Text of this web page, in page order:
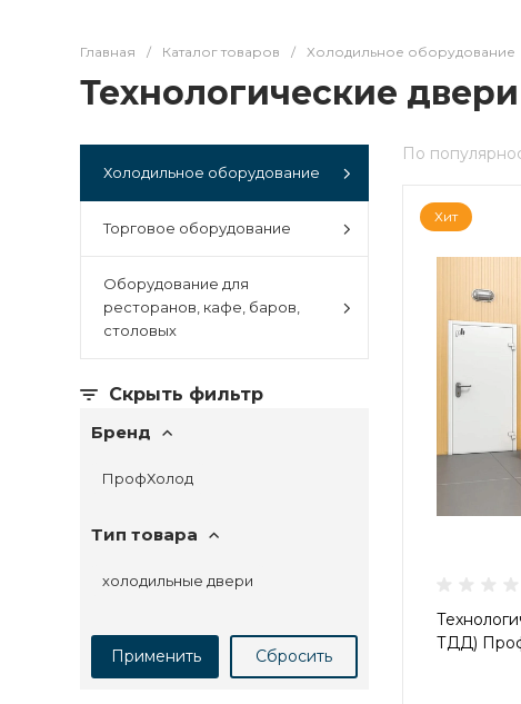
Главная / Каталог товаров / Холодильное оборудование
Технологические двери
Холодильное оборудование
Торговое оборудование
Оборудование для
ресторанов, кафе, баров,
столовых
Скрыть фильтр
Бренд
ПрофХолод
Тип товара
холодильные двери
По
Хит
ТДД)